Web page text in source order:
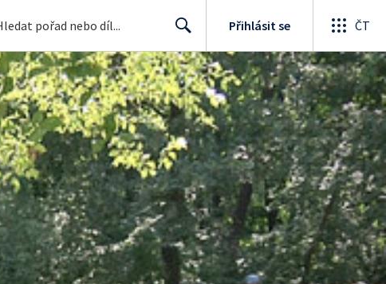
Search
Přihlásit se ČT